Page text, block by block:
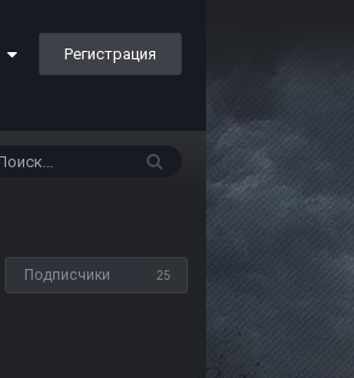
Регистрация
Подписчики 25